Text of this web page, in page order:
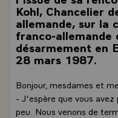
Kohl, Chancelier
allemande, sur la
franco-allemande
désarmement en
28 mars 1987.
Bonjour, mesdames et
- J'espère que vous avez
peu. Nous venons de